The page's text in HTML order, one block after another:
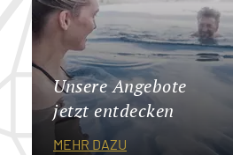
Unsere Angebote
jetzt entdecken
MEHR DAZU